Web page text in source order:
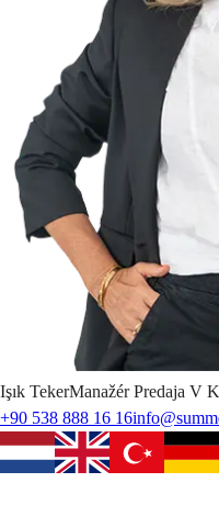
Işık TekerManažér Predaja V
+90 538 888 16 16